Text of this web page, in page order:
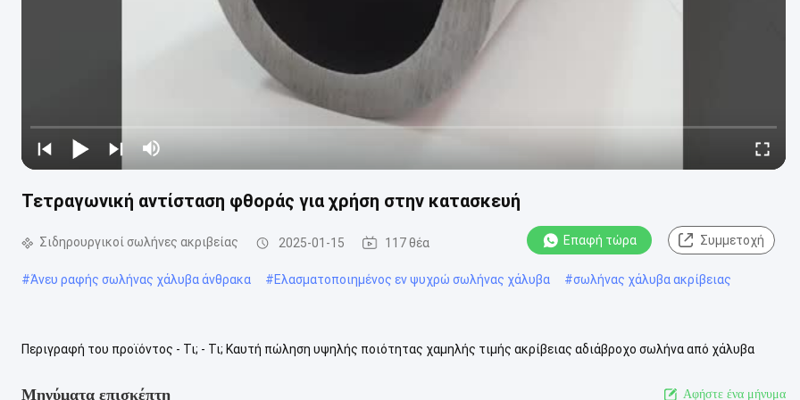
Τετραγωνική αντίσταση φθοράς για χρήση στην κατασκευή
Σιδηρουργικοί σωλήνες ακριβείας 2025-01-15 117 θέα Επαφή τώρα Συμμετοχή
#Άνευ ραφής σωλήνας χάλυβα άνθρακα #Ελασματοποιημένος εν ψυχρώ σωλήνας χάλυβα #σωλήνας χάλυβα ακρίβειας
Περιγραφή του προϊόντος - Τι; - Τι; Καυτή πώληση υψηλής ποιότητας χαμηλής τιμής ακρίβειας αδιάβροχο σωλήνα από χάλυβα
Μηνύματα επισκέπτη Αφήστε ένα μήνυμα